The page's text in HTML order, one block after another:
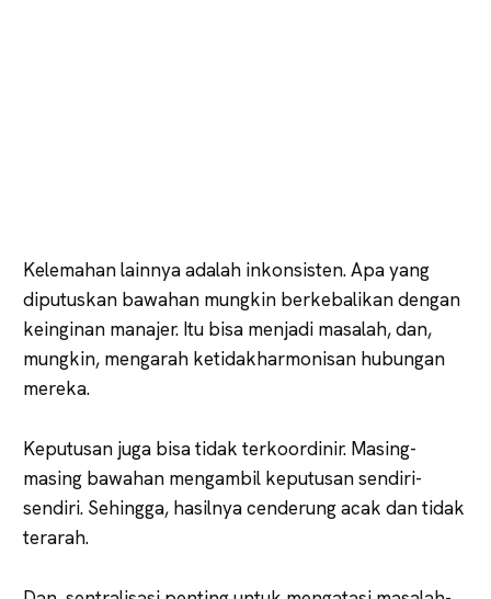
Kelemahan lainnya adalah inkonsisten. Apa yang
diputuskan bawahan mungkin berkebalikan dengan
keinginan manajer. Itu bisa menjadi masalah, dan,
mungkin, mengarah ketidakharmonisan hubungan
mereka.
Keputusan juga bisa tidak terkoordinir. Masing-
masing bawahan mengambil keputusan sendiri-
sendiri. Sehingga, hasilnya cenderung acak dan tidak
terarah.